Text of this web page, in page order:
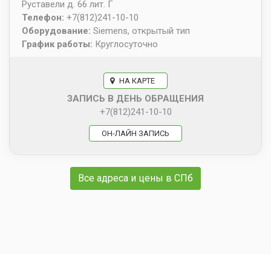
Руставели д. 66 лит. Г
Телефон: +7(812)241-10-10
Оборудование: Siemens, открытый тип
График работы: Круглосуточно
НА КАРТЕ
ЗАПИСЬ В ДЕНЬ ОБРАЩЕНИЯ
+7(812)241-10-10
ОН-ЛАЙН ЗАПИСЬ
Все адреса и цены в СПб